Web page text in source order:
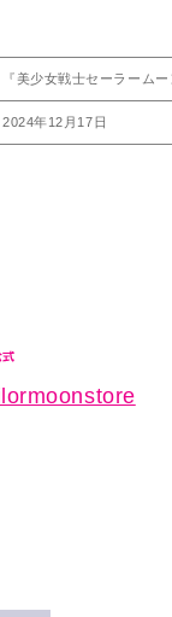
『美少女戦士セーラーム
2024年12月17日